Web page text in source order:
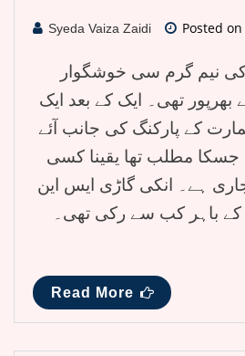
Syeda Vaiza Zaidi Posted on
نیم گرم سی خوشگوار
تھی۔ ایک کے بعد ایک
کے پارکنگ کی جانب آئے
مطلب تھا یقینا کسی
ہے۔ انکی گاڑی ایس این
کے باہر کب سے رکی تھی۔
Read More